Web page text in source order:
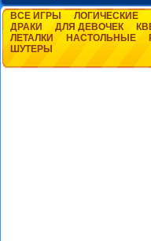
ВСЕ ИГРЫ ЛОГИЧЕСКИЕ
ДРАКИ
ДЛЯ ДЕВОЧЕК
ЛЕТАЛКИ
НАСТОЛЬНЫЕ
ШУТЕРЫ